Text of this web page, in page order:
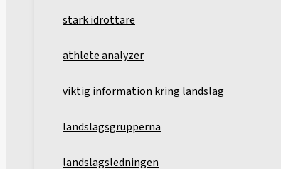
stark idrottare
athlete analyzer
viktig information kring landslag
landslagsgrupperna
landslagsledningen